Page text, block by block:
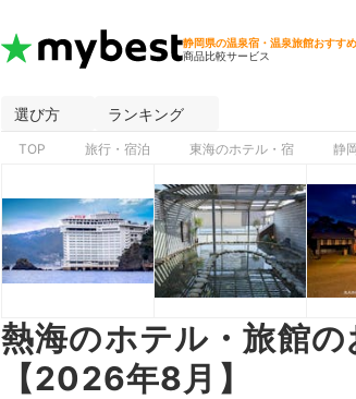
静岡県の温泉宿・温泉旅館おすすめ
商品比較サービス
選び方 ランキング
TOP 旅行・宿泊 東海のホテル・宿 静
熱海のホテル・旅館
【2026年8月】